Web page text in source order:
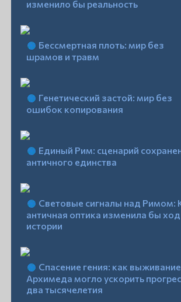
изменило бы реальность
Бессмертная плоть: мир без
шрамов и травм
Генетический застой: мир без
ошибок копирования
Единый Рим: сценарий
античного единства
Световые сигналы над Римом:
античная оптика изменила бы ход
истории
Спасение гения: как выживание
Архимеда могло ускорить
два тысячелетия